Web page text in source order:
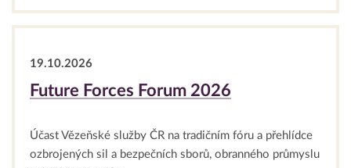
19.10.2026
Future Forces Forum 2026
Účast Vězeňské služby ČR na tradičním fóru a přehlídce
ozbrojených sil a bezpečních sborů, obranného průmyslu